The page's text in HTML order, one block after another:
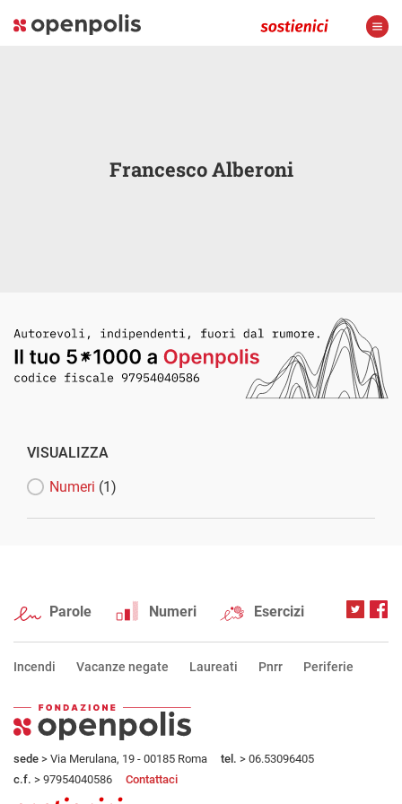
Francesco Alberoni
VISUALIZZA
Numeri (1)
Parole Numeri Esercizi
Incendi Vacanze negate Laureati Pnrr Periferie
sede > Via Merulana, 19 - 00185 Roma tel. > 06.53096405
c.f. > 97954040586 Contattaci